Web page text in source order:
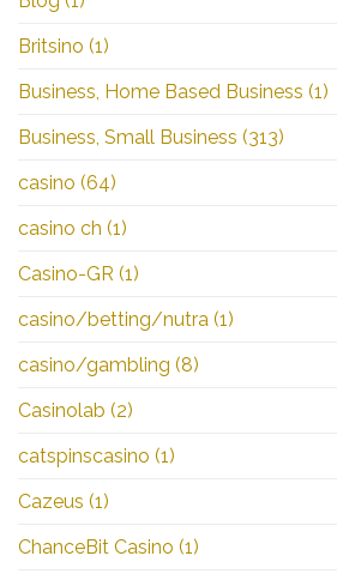
Britsino (1)
Business, Home Based Business (1)
Business, Small Business (313)
casino (64)
casino ch (1)
Casino-GR (1)
casino/betting/nutra (1)
casino/gambling (8)
Casinolab (2)
catspinscasino (1)
Cazeus (1)
ChanceBit Casino (1)